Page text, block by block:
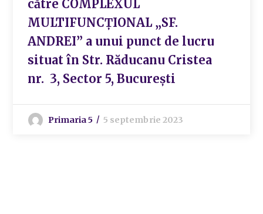
către COMPLEXUL
MULTIFUNCȚIONAL „SF.
ANDREI” a unui punct de lucru
situat în Str. Răducanu Cristea
nr. 3, Sector 5, București
Primaria 5 5 septembrie 2023